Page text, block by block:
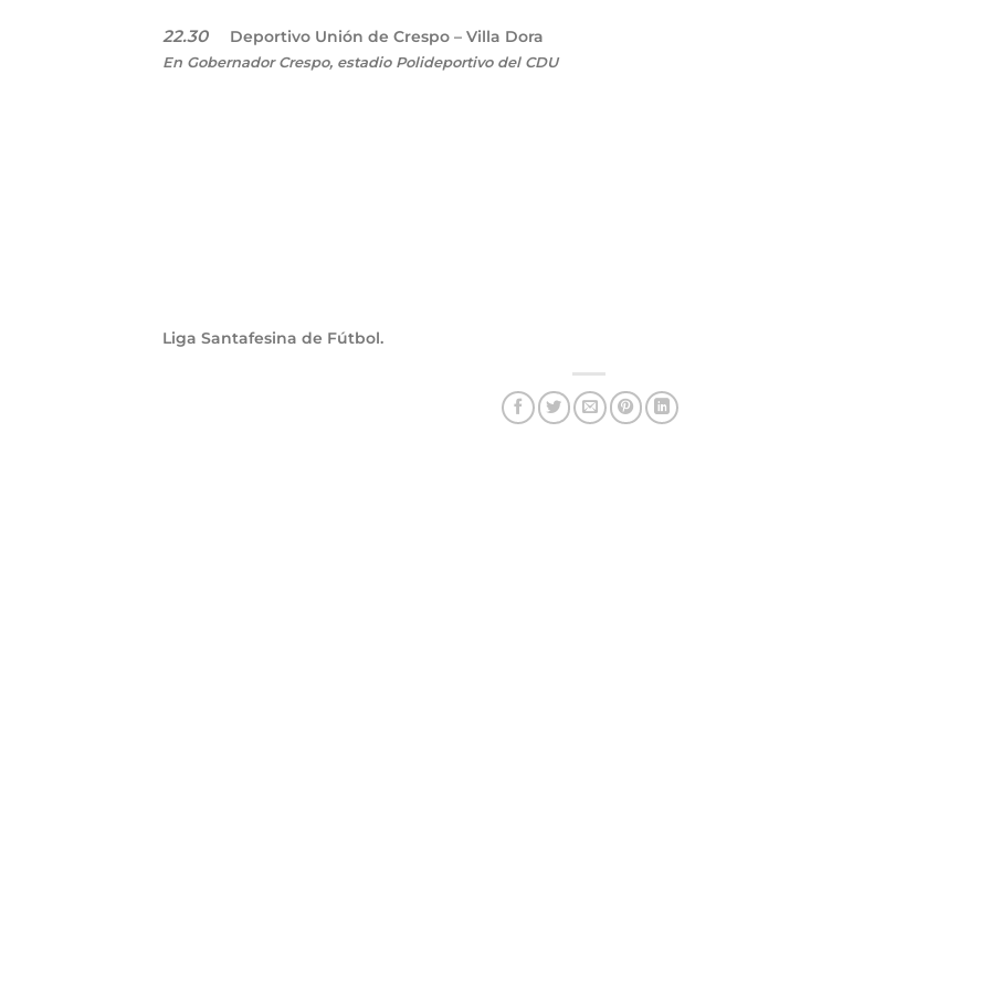
22.30Deportivo Unión de Crespo – Villa Dora
En Gobernador Crespo, estadio Polideportivo del CDU
Liga Santafesina de Fútbol.